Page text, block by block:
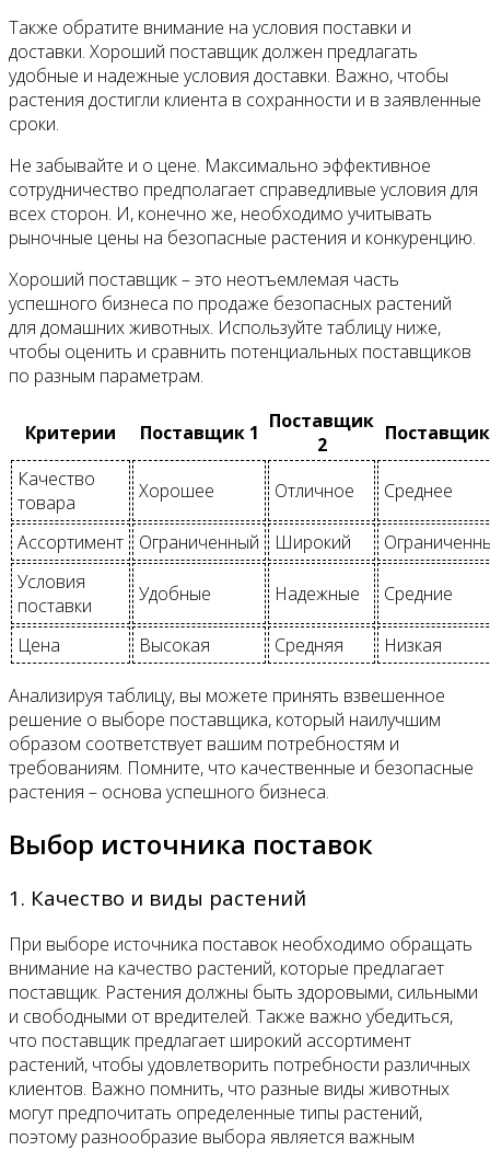
Также обратите внимание на условия поставки и
доставки. Хороший поставщик должен предлагать
удобные и надежные условия доставки. Важно, чтобы
растения достигли клиента в сохранности и в заявленные
сроки.
Не забывайте и о цене. Максимально эффективное
сотрудничество предполагает справедливые условия для
всех сторон. И, конечно же, необходимо учитывать
рыночные цены на безопасные растения и конкуренцию.
Хороший поставщик – это неотъемлемая часть
успешного бизнеса по продаже безопасных растений
для домашних животных. Используйте таблицу ниже,
чтобы оценить и сравнить потенциальных поставщиков
по разным параметрам.
Критерии Поставщик 1 Поставщик
2
Качество
товара
Хорошее Отличное Среднее
Ассортимент Ограниченный Широкий
Условия
поставки
Удобные Надежные Средние
Цена Высокая Средняя Низкая
Анализируя таблицу, вы можете принять взвешенное
решение о выборе поставщика, который наилучшим
образом соответствует вашим потребностям и
требованиям. Помните, что качественные и безопасные
растения – основа успешного бизнеса.
Выбор источника поставок
1. Качество и виды растений
При выборе источника поставок необходимо обращать
внимание на качество растений, которые предлагает
поставщик. Растения должны быть здоровыми, сильными
и свободными от вредителей. Также важно убедиться,
что поставщик предлагает широкий ассортимент
растений, чтобы удовлетворить потребности различных
клиентов. Важно помнить, что разные виды животных
могут предпочитать определенные типы растений,
поэтому разнообразие выбора является важным